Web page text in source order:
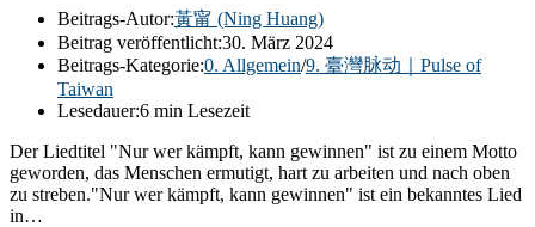
Beitrags-Autor:黃甯 (Ning Huang)
Beitrag veröffentlicht:30. März 2024
Beitrags-Kategorie:0. Allgemein/9. 臺灣脉动｜Pulse of
Taiwan
Lesedauer:6 min Lesezeit
Der Liedtitel "Nur wer kämpft, kann gewinnen" ist zu einem Motto
geworden, das Menschen ermutigt, hart zu arbeiten und nach oben
zu streben."Nur wer kämpft, kann gewinnen" ist ein bekanntes Lied
in…